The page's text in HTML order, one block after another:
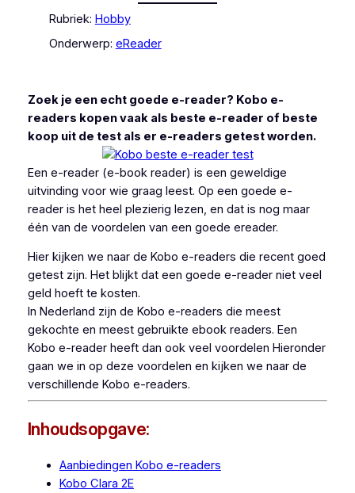
Rubriek: Hobby
Onderwerp: eReader
Zoek je een echt goede e-reader? Kobo e-
readers kopen vaak als beste e-reader of beste
koop uit de test als er e-readers getest worden.
Een e-reader (e-book reader) is een geweldige
uitvinding voor wie graag leest. Op een goede e-
reader is het heel plezierig lezen, en dat is nog maar
één van de voordelen van een goede ereader.
Hier kijken we naar de Kobo e-readers die recent goed
getest zijn. Het blijkt dat een goede e-reader niet veel
geld hoeft te kosten.
In Nederland zijn de Kobo e-readers die meest
gekochte en meest gebruikte ebook readers. Een
Kobo e-reader heeft dan ook veel voordelen Hieronder
gaan we in op deze voordelen en kijken we naar de
verschillende Kobo e-readers.
Inhoudsopgave:
Aanbiedingen Kobo e-readers
Kobo Clara 2E